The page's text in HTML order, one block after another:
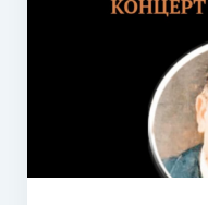
План интегритета
Закони и правилници
Заштита података о